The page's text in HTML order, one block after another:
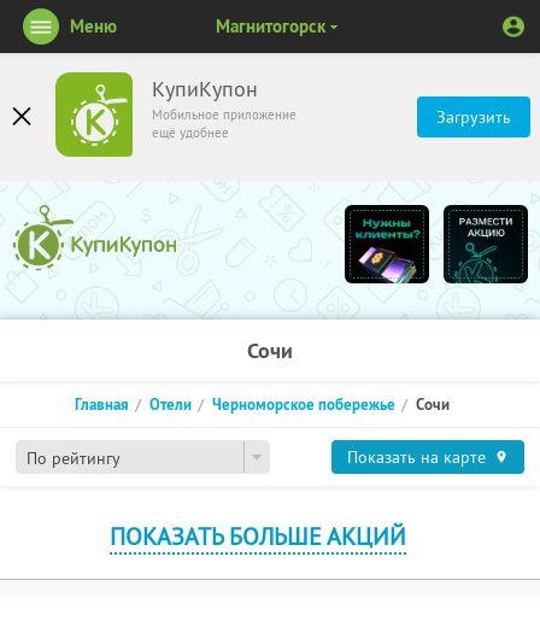
КупиКупон
Мобильное приложение
ещё удобнее
Загрузить
Меню Магнитогорск
Сочи
По рейтингу
Главная Отели Черноморское побережье Сочи
Показать на карте
ПОКАЗАТЬ БОЛЬШЕ АКЦИЙ